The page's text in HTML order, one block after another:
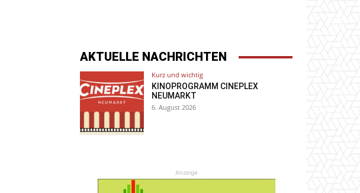
AKTUELLE NACHRICHTEN
Kurz und wichtig
KINOPROGRAMM CINEPLEX
NEUMARKT
6. August 2026
Anzeige